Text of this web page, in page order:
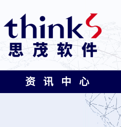
资 讯 中 心